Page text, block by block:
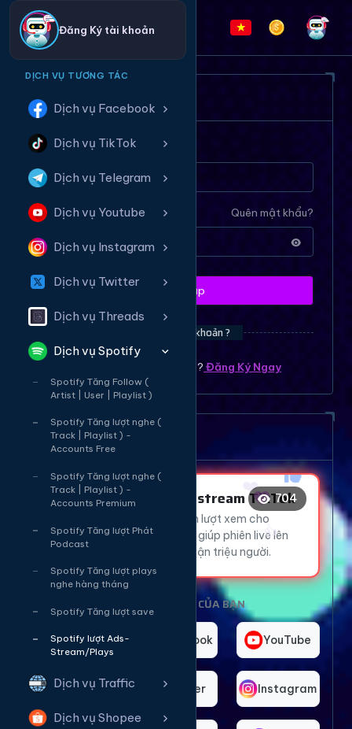
Đăng Ký tài khoản
DỊCH VỤ TƯƠNG TÁC
Dịch vụ Facebook
Dịch vụ TikTok
Dịch vụ Telegram
Dịch vụ Youtube
Dịch vụ Instagram
Dịch vụ Twitter
Dịch vụ Threads
Dịch vụ Spotify
Spotify Tăng Follow (
Artist | User | Playlist )
Spotify Tăng lượt nghe (
Track | Playlist ) -
Accounts Free
Spotify Tăng lượt nghe (
Track | Playlist ) -
Accounts Premium
Spotify Tăng lượt Phát
Podcast
Spotify Tăng lượt plays
nghe hàng tháng
Spotify Tăng lượt save
Spotify lượt Ads-
Stream/Plays
Dịch vụ Traffic
Dịch vụ Shopee
ĐĂNG NHẬP HỆ THỐNG
Tên tài khoản
Quên mật khẩu?
Mật khẩu
Đăng nhập
Bạn chưa có tài khoản ?
Bạn chưa có tài khoản ? ? Đăng Ký Ngay
Dịch vụ tăng mắt Livetream
Tăng Mắt Livestream TikTok
Thu hút hàng ngàn lượt xem cho
livestream TikTok, giúp phiên live lên
xu hướng và tiếp cận triệu người.
704
😍
👍
CHỌN NỀN TẢNG CỦA BẠN
TikTok Facebook YouTube
Telegram Twitter Instagram